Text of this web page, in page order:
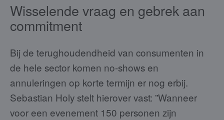
Wisselende vraag en gebrek aan
commitment
Bij de terughoudendheid van consumenten in
de hele sector komen no-shows en
annuleringen op korte termijn er nog erbij.
Sebastian Holy stelt hierover vast: ”Wanneer
voor een evenement 150 personen zijn